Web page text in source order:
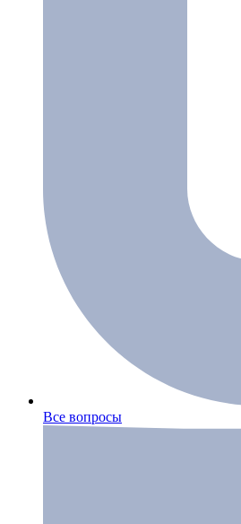
Все вопросы